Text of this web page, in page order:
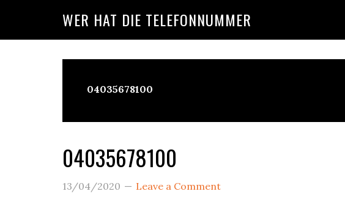
WER HAT DIE TELEFONNUMMER
Wer
Ruft
An?
04035678100
04035678100
13/04/2020 Leave a Comment